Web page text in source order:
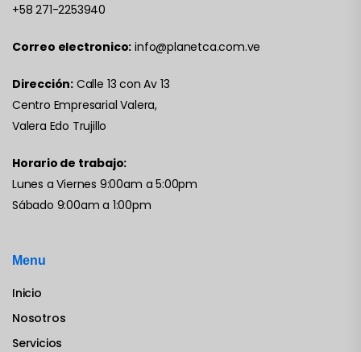
+58 271-2253940
Correo electronico: info@planetca.com.ve
Dirección: Calle 13 con Av 13
Centro Empresarial Valera,
Valera Edo Trujillo
Horario de trabajo:
Lunes a Viernes 9:00am a 5:00pm
Sábado 9:00am a 1:00pm
Menu
Inicio
Nosotros
Servicios